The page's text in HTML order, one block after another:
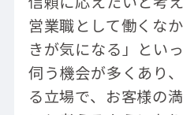
営業職として働くな
きが気になる」とい
伺う機会が多くあり
る立場で、お客様の